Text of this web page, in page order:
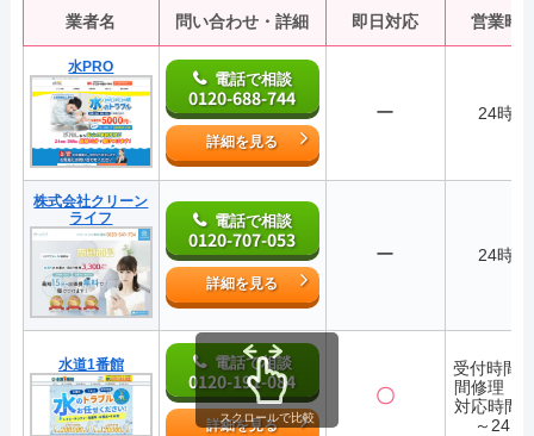
業者名 問い合わせ・詳細 即日対応 営業時
水PRO
電話で相談
0120-688-744
詳細を見る
ー 24時間
株式会社クリーン
ライフ
電話で相談
0120-707-053
詳細を見る
ー 24時間
水道1番館 電話で相談
0120-191-084
詳細を見る
〇
受付時間
間修理・
対応時間
～24:00
スクロールで比較